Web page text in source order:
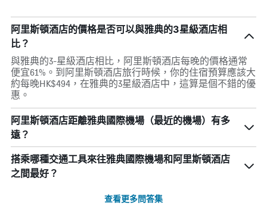
阿里斯頓酒店的價格是否可以與雅典的3星級酒店相
比？
與雅典的3-星級酒店相比，阿里斯頓酒店每晚的價格通常
便宜61%。到阿里斯頓酒店旅行時候，你的住宿預算應該大
約每晚HK$494，在雅典的3星級酒店中，這算是個不錯的優
惠。
阿里斯頓酒店距離雅典國際機場（最近的機場）有多
遠？
搭乘哪種交通工具來往雅典國際機場和阿里斯頓酒店
之間最好？
查看更多問答集